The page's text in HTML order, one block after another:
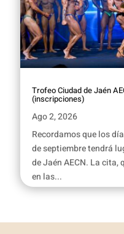
Trofeo Ciudad de Jaén
(inscripciones)
Ago 2, 2026
Recordamos que los
de septiembre tendrá
de Jaén AECN. La cita,
en las...